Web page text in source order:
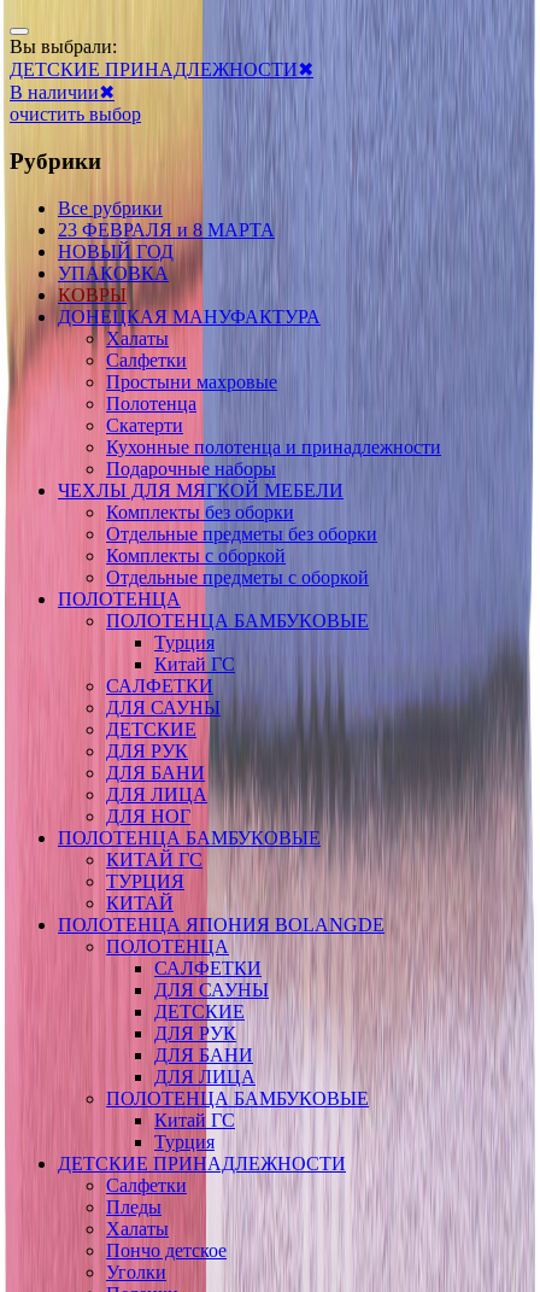
Вы выбрали:
ДЕТСКИЕ ПРИНАДЛЕЖНОСТИ✖
В наличии✖
очистить выбор
Рубрики
Все рубрики
23 ФЕВРАЛЯ и 8 МАРТА
НОВЫЙ ГОД
УПАКОВКА
КОВРЫ
ДОНЕЦКАЯ МАНУФАКТУРА
Халаты
Салфетки
Простыни махровые
Полотенца
Скатерти
Кухонные полотенца и принадлежности
Подарочные наборы
ЧЕХЛЫ ДЛЯ МЯГКОЙ МЕБЕЛИ
Комплекты без оборки
Отдельные предметы без оборки
Комплекты с оборкой
Отдельные предметы с оборкой
ПОЛОТЕНЦА
ПОЛОТЕНЦА БАМБУКОВЫЕ
Турция
Китай ГС
САЛФЕТКИ
ДЛЯ САУНЫ
ДЕТСКИЕ
ДЛЯ РУК
ДЛЯ БАНИ
ДЛЯ ЛИЦА
ДЛЯ НОГ
ПОЛОТЕНЦА БАМБУКОВЫЕ
КИТАЙ ГС
ТУРЦИЯ
КИТАЙ
ПОЛОТЕНЦА ЯПОНИЯ BOLANGDE
ПОЛОТЕНЦА
САЛФЕТКИ
ДЛЯ САУНЫ
ДЕТСКИЕ
ДЛЯ РУК
ДЛЯ БАНИ
ДЛЯ ЛИЦА
ПОЛОТЕНЦА БАМБУКОВЫЕ
Китай ГС
Турция
ДЕТСКИЕ ПРИНАДЛЕЖНОСТИ
Салфетки
Пледы
Халаты
Пончо детское
Уголки